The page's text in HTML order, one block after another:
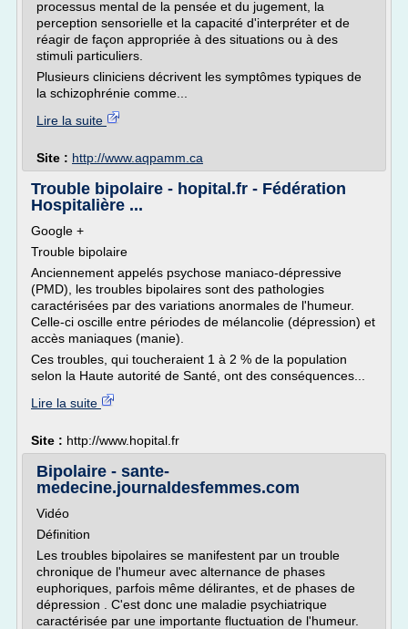
processus mental de la pensée et du jugement, la
perception sensorielle et la capacité d'interpréter et de
réagir de façon appropriée à des situations ou à des
stimuli particuliers.
Plusieurs cliniciens décrivent les symptômes typiques de
la schizophrénie comme...
Lire la suite
Site : http://www.aqpamm.ca
Trouble bipolaire - hopital.fr - Fédération
Hospitalière ...
Google +
Trouble bipolaire
Anciennement appelés psychose maniaco-dépressive
(PMD), les troubles bipolaires sont des pathologies
caractérisées par des variations anormales de l'humeur.
Celle-ci oscille entre périodes de mélancolie (dépression) et
accès maniaques (manie).
Ces troubles, qui toucheraient 1 à 2 % de la population
selon la Haute autorité de Santé, ont des conséquences...
Lire la suite
Site : http://www.hopital.fr
Bipolaire - sante-
medecine.journaldesfemmes.com
Vidéo
Définition
Les troubles bipolaires se manifestent par un trouble
chronique de l'humeur avec alternance de phases
euphoriques, parfois même délirantes, et de phases de
dépression . C'est donc une maladie psychiatrique
caractérisée par une importante fluctuation de l'humeur.